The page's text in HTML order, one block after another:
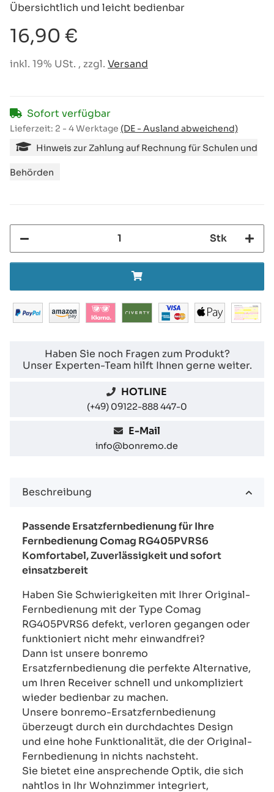
Übersichtlich und leicht bedienbar
16,90 €
inkl. 19% USt. , zzgl. Versand
Sofort verfügbar
Lieferzeit: 2 - 4 Werktage (DE - Ausland abweichend)
Hinweis zur Zahlung auf Rechnung für Schulen und
Behörden
Stk
Haben Sie noch Fragen zum Produkt?
Unser Experten-Team hilft Ihnen gerne weiter.
HOTLINE
(+49) 09122-888 447-0
E-Mail
info@bonremo.de
Beschreibung
Passende Ersatzfernbedienung für Ihre
Fernbedienung Comag RG405PVRS6
Komfortabel, Zuverlässigkeit und sofort
einsatzbereit
Haben Sie Schwierigkeiten mit Ihrer Original-
Fernbedienung mit der Type Comag
RG405PVRS6 defekt, verloren gegangen oder
funktioniert nicht mehr einwandfrei?
Dann ist unsere bonremo
Ersatzfernbedienung die perfekte Alternative,
um Ihren Receiver schnell und unkompliziert
wieder bedienbar zu machen.
Unsere bonremo-Ersatzfernbedienung
überzeugt durch ein durchdachtes Design
und eine hohe Funktionalität, die der Original-
Fernbedienung in nichts nachsteht.
Sie bietet eine ansprechende Optik, die sich
nahtlos in Ihr Wohnzimmer integriert,